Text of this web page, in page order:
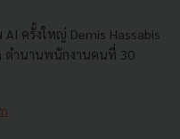
ครั้งใหญ่ Demis Hassabis
ตำนานพนักงานคนที่ 30